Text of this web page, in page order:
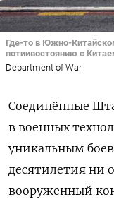
Где-то в Южно-
потиивостоянию с
Department of War
Соединённые
в военных
уникальным
десятилетия ни
вооруженный